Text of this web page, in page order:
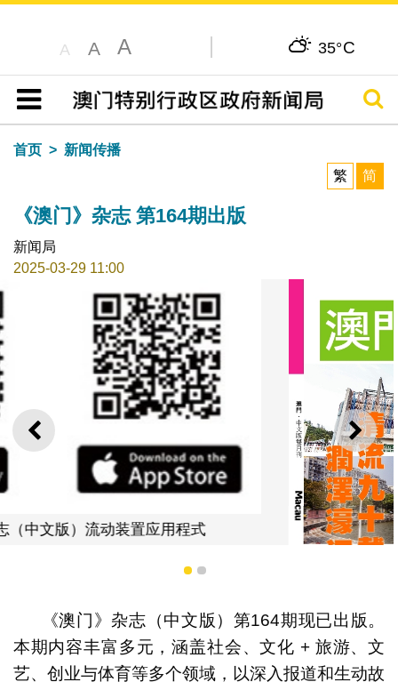
A A A 35°C
目录
搜寻
首页
新闻传播
繁
简
《澳门》杂志 第164期出版
新闻局
2025-03-29 11:00
上一则 下一
1 2
《澳门》杂志（中文版）第164期现已出版。
本期内容丰富多元，涵盖社会、文化 + 旅游、文
艺、创业与体育等多个领域，以深入报道和生动故